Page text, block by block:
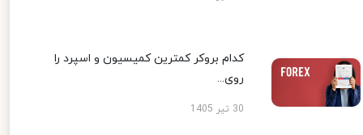
کدام بروکر کمترین کمیسیون و اسپرد را
روی...
30 تیر 1405